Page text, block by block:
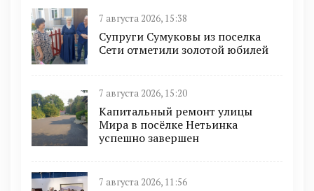
7 августа 2026, 15:38
Супруги Сумуковы из поселка
Сети отметили золотой юбилей
7 августа 2026, 15:20
Капитальный ремонт улицы
Мира в посёлке Нетьинка
успешно завершен
7 августа 2026, 11:56